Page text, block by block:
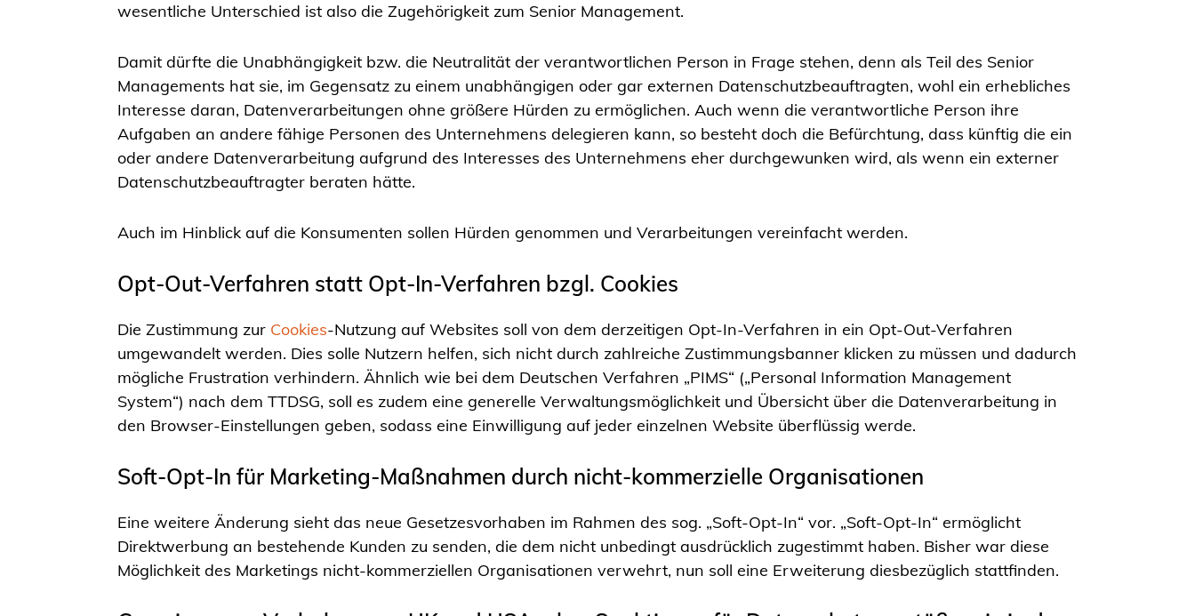
wesentliche Unterschied ist also die Zugehörigkeit zum Senior Management.
Damit dürfte die Unabhängigkeit bzw. die Neutralität der verantwortlichen Person in Frage stehen, denn als Teil des Senior
Managements hat sie, im Gegensatz zu einem unabhängigen oder gar externen Datenschutzbeauftragten, wohl ein erhebliches
Interesse daran, Datenverarbeitungen ohne größere Hürden zu ermöglichen. Auch wenn die verantwortliche Person ihre
Aufgaben an andere fähige Personen des Unternehmens delegieren kann, so besteht doch die Befürchtung, dass künftig die ein
oder andere Datenverarbeitung aufgrund des Interesses des Unternehmens eher durchgewunken wird, als wenn ein externer
Datenschutzbeauftragter beraten hätte.
Auch im Hinblick auf die Konsumenten sollen Hürden genommen und Verarbeitungen vereinfacht werden.
Opt-Out-Verfahren statt Opt-In-Verfahren bzgl. Cookies
Die Zustimmung zur Cookies-Nutzung auf Websites soll von dem derzeitigen Opt-In-Verfahren in ein Opt-Out-Verfahren
umgewandelt werden. Dies solle Nutzern helfen, sich nicht durch zahlreiche Zustimmungsbanner klicken zu müssen und dadurch
mögliche Frustration verhindern. Ähnlich wie bei dem Deutschen Verfahren „PIMS“ („Personal Information Management
System“) nach dem TTDSG, soll es zudem eine generelle Verwaltungsmöglichkeit und Übersicht über die Datenverarbeitung in
den Browser-Einstellungen geben, sodass eine Einwilligung auf jeder einzelnen Website überflüssig werde.
Soft-Opt-In für Marketing-Maßnahmen durch nicht-kommerzielle Organisationen
Eine weitere Änderung sieht das neue Gesetzesvorhaben im Rahmen des sog. „Soft-Opt-In“ vor. „Soft-Opt-In“ ermöglicht
Direktwerbung an bestehende Kunden zu senden, die dem nicht unbedingt ausdrücklich zugestimmt haben. Bisher war diese
Möglichkeit des Marketings nicht-kommerziellen Organisationen verwehrt, nun soll eine Erweiterung diesbezüglich stattfinden.